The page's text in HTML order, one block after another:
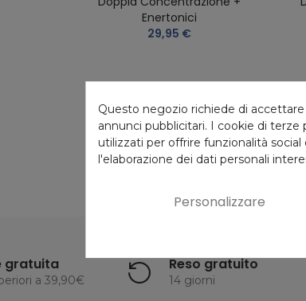
Enertonici
29,95 €
gratuita
a 39,90€
Reso gratuito
14 giorni
Questo negozio richiede di
annunci pubblicitari. I cookie di
utilizzati per offrire funzionalità
l'elaborazione dei dati personali
Personalizzare